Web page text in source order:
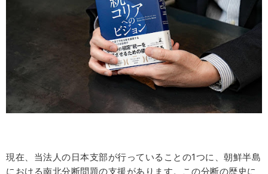
現在、当法人の日本支部が行っていることの1つに、朝鮮半島
における南北分断問題の支援があります。この分断の歴史に